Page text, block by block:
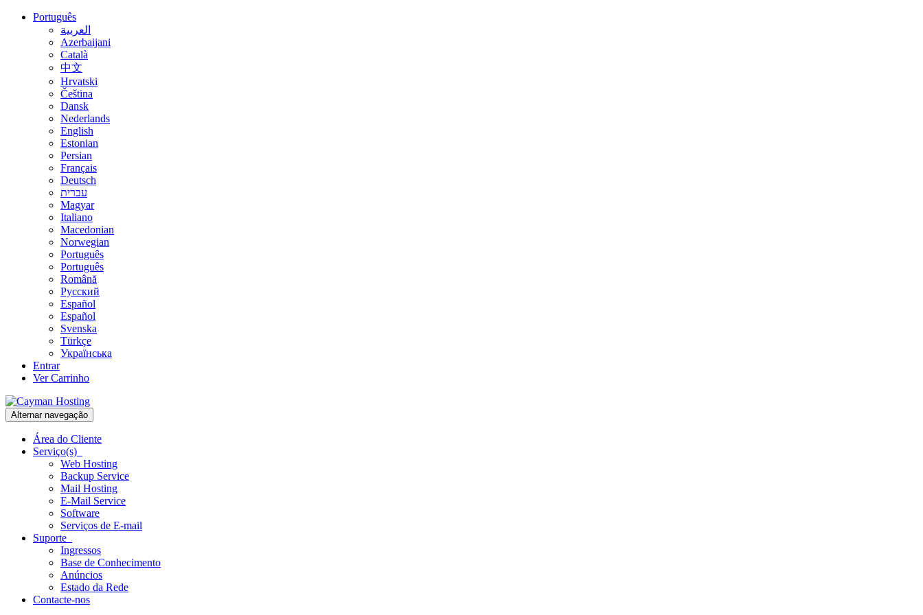
Português
العربية
Azerbaijani
Català
中文
Hrvatski
Čeština
Dansk
Nederlands
English
Estonian
Persian
Français
Deutsch
עברית
Magyar
Italiano
Macedonian
Norwegian
Português
Português
Română
Русский
Español
Español
Svenska
Türkçe
Українська
Entrar
Ver Carrinho
Alternar navegação
Área do Cliente
Serviço(s)
Web Hosting
Backup Service
Mail Hosting
E-Mail Service
Software
Serviços de E-mail
Suporte
Ingressos
Base de Conhecimento
Anúncios
Estado da Rede
Contacte-nos